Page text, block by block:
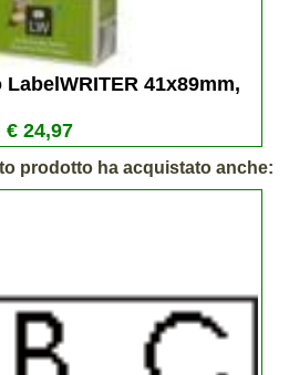
41x89mm,
€ 24,97
prodotto ha acquistato anche: